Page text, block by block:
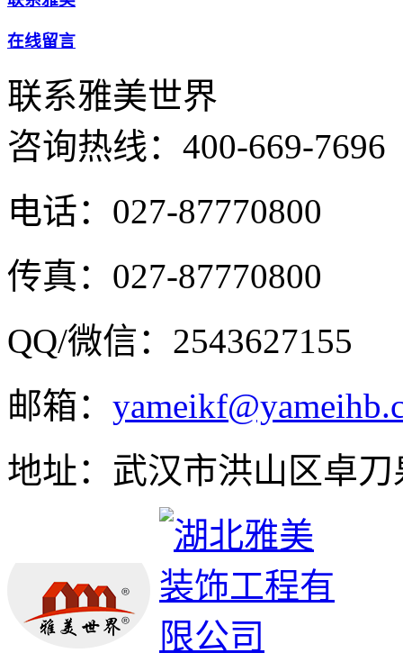
在线留言
联系雅美世界
咨询热线： 400-669-7696
电话：027-87770800
传真：027-87770800
QQ/微信：2543627155
邮箱：
地址：武汉市洪山区卓